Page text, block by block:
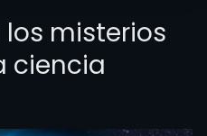
misterios
ciencia